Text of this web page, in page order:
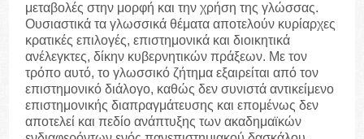
μεταβολές στην μορφή και την χρήση της γλώσσας.
Ουσιαστικά τα γλωσσικά θέματα αποτελούν κυρίαρχες
κρατικές επιλογές, επιστημονικά και διοικητικά
ανέλεγκτες, δίκην κυβερνητικών πράξεων. Με τον
τρόπο αυτό, το γλωσσικό ζήτημα εξαιρείται από τον
επιστημονικό διάλογο, καθώς δεν συνιστά αντικείμενο
επιστημονικής διαπραγμάτευσης και επομένως δεν
αποτελεί και πεδίο ανάπτυξης των ακαδημαϊκών